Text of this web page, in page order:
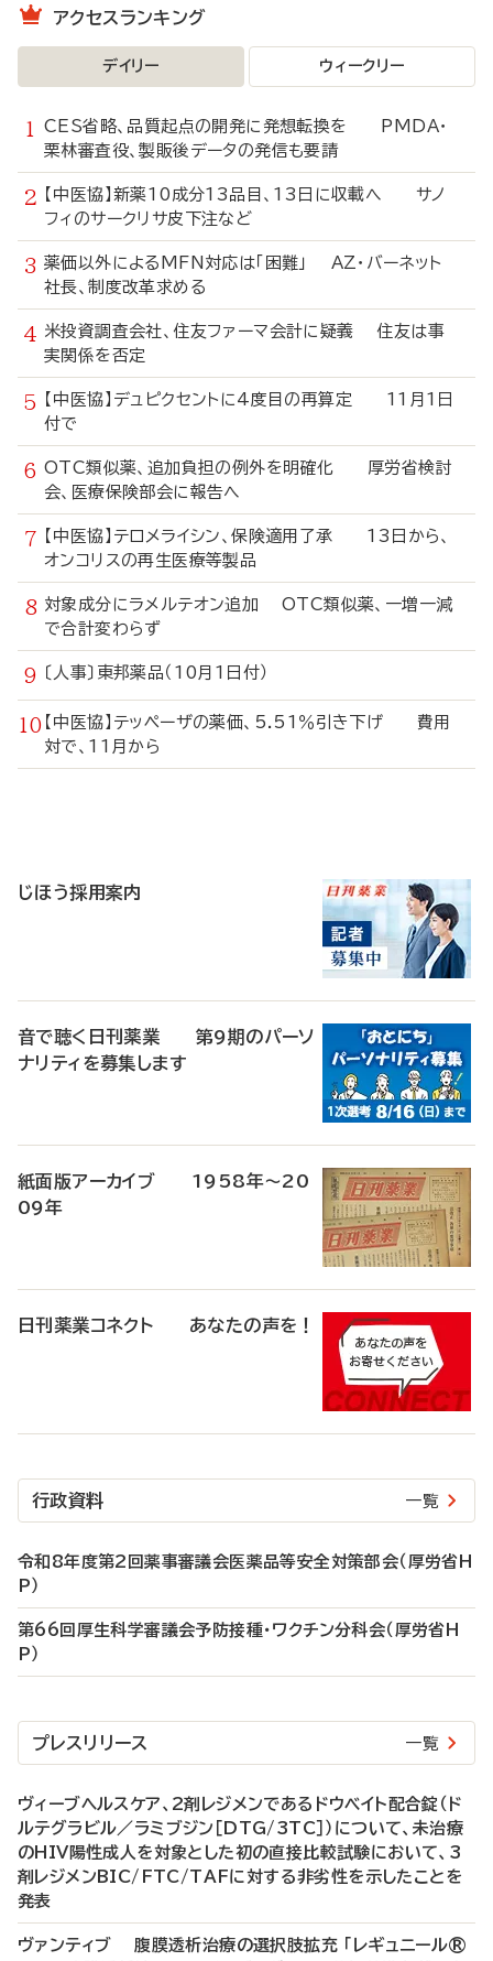
アクセスランキング
デイリー ウィークリー
CES省略、品質起点の開発に発想転換を PMDA・
栗林審査役、製販後データの発信も要請
【中医協】新薬10成分13品目、13日に収載へ サノ
フィのサークリサ皮下注など
薬価以外によるMFN対応は「困難」 AZ・バーネット
社長、制度改革求める
米投資調査会社、住友ファーマ会計に疑義 住友は事
実関係を否定
【中医協】デュピクセントに4度目の再算定 11月1日
付で
OTC類似薬、追加負担の例外を明確化 厚労省検討
会、医療保険部会に報告へ
【中医協】テロメライシン、保険適用了承 13日から、
オンコリスの再生医療等製品
対象成分にラメルテオン追加 OTC類似薬、一増一減
で合計変わらず
〔人事〕東邦薬品（10月1日付）
【中医協】テッペーザの薬価、5.51％引き下げ 費用
対で、11月から
じほう採用案内
音で聴く日刊薬業 第9期のパーソ
ナリティを募集します
紙面版アーカイブ 1958年～20
09年
日刊薬業コネクト あなたの声を！
行政資料 一覧
令和8年度第2回薬事審議会医薬品等安全対策部会（厚労省H
P）
第66回厚生科学審議会予防接種・ワクチン分科会（厚労省H
P）
プレスリリース 一覧
ヴィーブヘルスケア、2剤レジメンであるドウベイト配合錠（ド
ルテグラビル／ラミブジン［DTG/3TC］）について、未治療
のHIV陽性成人を対象とした初の直接比較試験において、3
剤レジメンBIC/FTC/TAFに対する非劣性を示したことを
発表
ヴァンティブ 腹膜透析治療の選択肢拡充 「レギュニール®